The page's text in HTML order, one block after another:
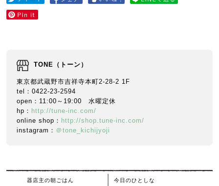
TONE（トーン）
東京都武蔵野市吉祥寺本町2-28-2 1F
tel：0422-23-2594
open：11:00～19:00 水曜定休
hp： http://tune-inc.com/
online shop： http://shop.tune-inc.com/
instagram： ＠tone_kichijyoji
器店主の朝ごはん
今日のひとしな